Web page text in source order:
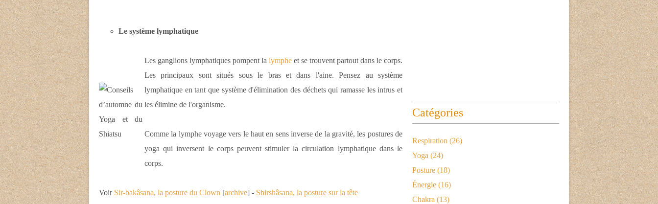
Le système lymphatique
Les ganglions lymphatiques pompent la lymphe et se trouvent partout dans le corps.
Les principaux sont situés sous le bras et dans l'aine. Pensez au système
lymphatique en tant que système d'élimination des déchets qui ramasse les intrus et
les élimine de l'organisme.
Comme la lymphe voyage vers le haut en sens inverse de la gravité, les postures de
yoga qui inversent le corps peuvent stimuler la circulation lymphatique dans le
corps.
Voir Sir-bakâsana, la posture du Clown [archive] - Shirshâsana, la posture sur la tête
Catégories
Respiration (26)
Yoga (24)
Posture (18)
Énergie (16)
Chakra (13)